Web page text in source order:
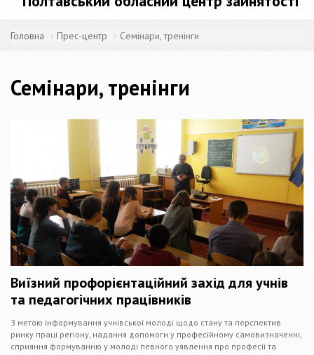
Головна Прес-центр Семінари, тренінги
Семінари, тренінги
Виїзний профорієнтаційний захід для учнів
та педагогічних працівників
З метою інформування учнівської молоді щодо стану та перспектив
ринку праці регіону, надання допомоги у професійному самовизначенні,
сприяння формуванню у молоді певного уявлення про професії та